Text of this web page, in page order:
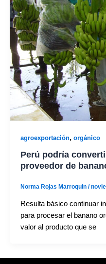
agroexportación, orgánico
Perú podría
proveedor de
Norma Rojas Marroquin /
Resulta básico continuar
para procesar el banano
valor al producto que se